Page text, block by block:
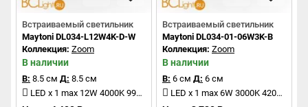
Встраиваемый светильник
Maytoni DL034-L12W4K-D-W
Коллекция: Zoom
В наличии
В: 8.5 см Д: 8.5 см
LED x 1 max 12W 4000K 990Lm
Встраиваемый светильник
Maytoni DL034-01-06W3K-B
Коллекция: Zoom
В наличии
В: 6 см Д: 6 см
LED x 1 max 6W 3000K 420Lm